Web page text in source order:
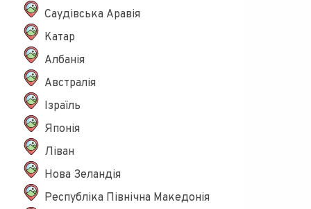
Саудівська Аравія
Катар
Албанія
Австралія
Ізраїль
Японія
Ліван
Нова Зеландія
Республіка Північна Македонія